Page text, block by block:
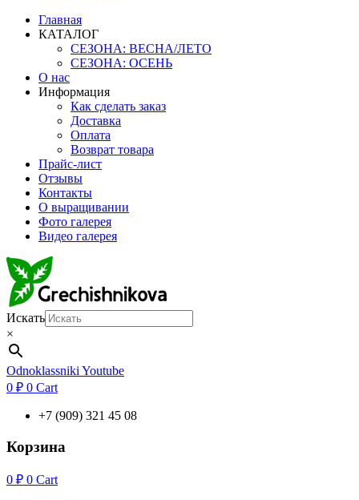
Главная
КАТАЛОГ
СЕЗОНА: ВЕСНА/ЛЕТО
СЕЗОНА: ОСЕНЬ
О нас
Информация
Как сделать заказ
Доставка
Оплата
Возврат товара
Прайс-лист
Отзывы
Контакты
О выращивании
Фото галерея
Видео галерея
Искать
×
Odnoklassniki Youtube
0 ₽ 0 Cart
+7 (909) 321 45 08
Корзина
0 ₽ 0 Cart